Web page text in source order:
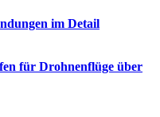
im Detail
für Drohnenflüge über